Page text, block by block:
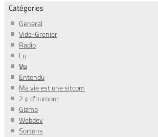
Catégories
General
Vide-Grenier
Radio
Lu
Vu
Entendu
Ma vie est une sitcom
2 ¢ d'humour
Gizmo
Webdev
Sortons